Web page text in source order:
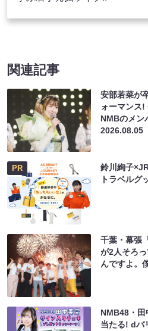
関連記事
安部若菜が
ォーマンス!
NMBのメン
2026.08.05
PR
鈴川絢子
トラベルグ
千葉・幕張
が2人そろ
んですよ。
NMB48・田
当たる! dバ